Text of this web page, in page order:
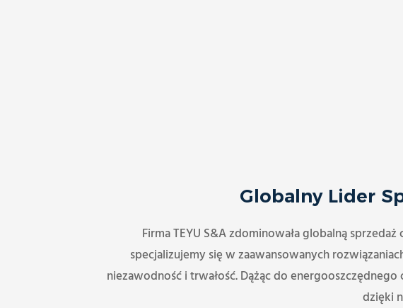
Globalny Lider
Firma TEYU S&A zdominowała globalną
specjalizujemy się w zaawansowanych
niezawodność i trwałość. Dążąc do
dzięki